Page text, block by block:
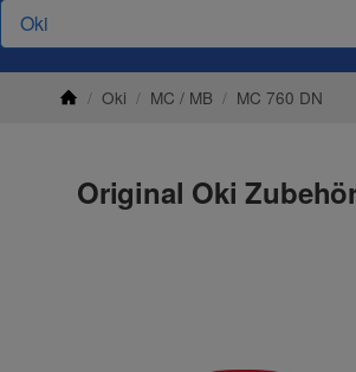
/ Oki / MC / MB / MC 760 DN
Original Oki